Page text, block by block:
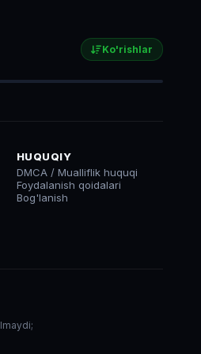
Ko'rishlar
HUQUQIY
DMCA / Mualliflik huquqi
Foydalanish qoidalari
Bog'lanish